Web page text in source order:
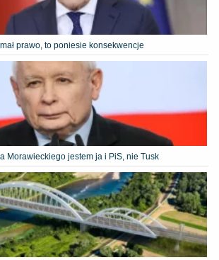
prawo, to poniesie konsekwencje
Morawieckiego jestem ja i PiS, nie Tusk